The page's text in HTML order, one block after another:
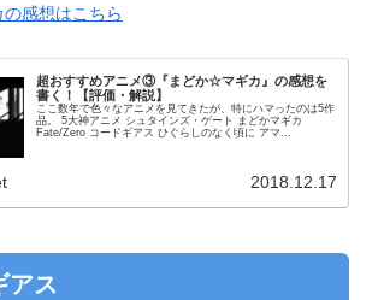
感想はこちら
超おすすめアニメ③『まどか☆マギカ』の感想を
書く！【評価・解説】
ここ数年で色々なアニメを見てきたが、特にハマったのは5作
品。 5大神アニメ シュタインズ・ゲート まどかマギカ
Fate/Zero コードギアス ひぐらしのなく頃に アマ...
2018.12.17
アス